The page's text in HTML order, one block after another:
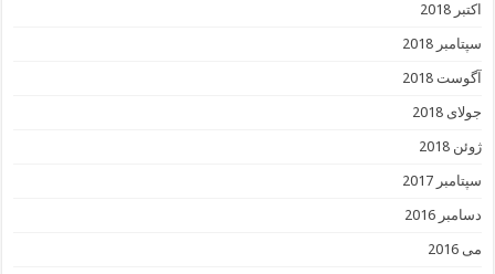
اکتبر 2018
سپتامبر 2018
آگوست 2018
جولای 2018
ژوئن 2018
سپتامبر 2017
دسامبر 2016
می 2016